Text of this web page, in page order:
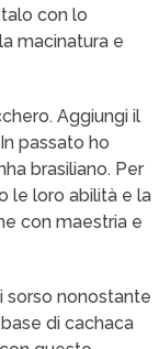
con lo
macinatura e
Aggiungi il
passato ho
brasiliano. Per
le loro abilità e la
con maestria e
sorso nonostante
di cachaca